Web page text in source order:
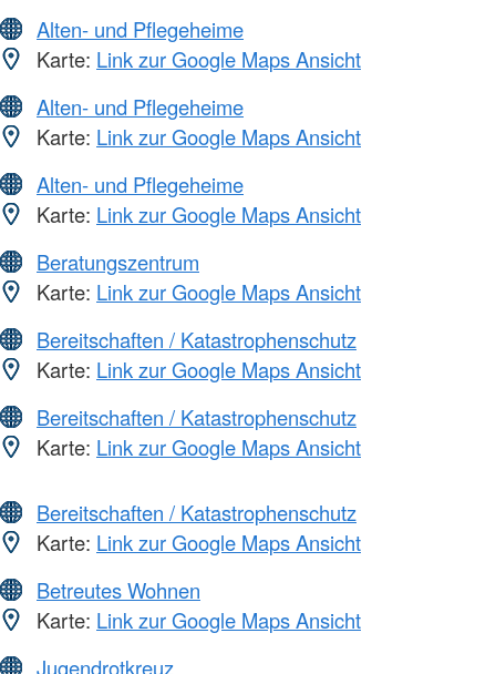
Alten- und Pflegeheime
Karte: Link zur Google Maps Ansicht
Alten- und Pflegeheime
Karte: Link zur Google Maps Ansicht
Alten- und Pflegeheime
Karte: Link zur Google Maps Ansicht
Beratungszentrum
Karte: Link zur Google Maps Ansicht
Bereitschaften / Katastrophenschutz
Karte: Link zur Google Maps Ansicht
Bereitschaften / Katastrophenschutz
Karte: Link zur Google Maps Ansicht
Bereitschaften / Katastrophenschutz
Karte: Link zur Google Maps Ansicht
Betreutes Wohnen
Karte: Link zur Google Maps Ansicht
Jugendrotkreuz